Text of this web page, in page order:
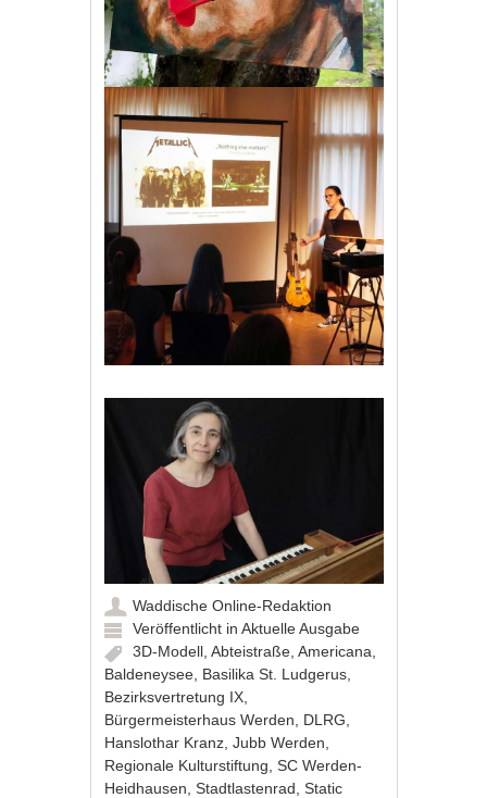
Waddische Online-Redaktion
Veröffentlicht inAktuelle Ausgabe
3D-Modell ,Abteistraße ,Americana
Baldeneysee Basilika St. Ludgerus
Bezirksvertretung IX
Bürgermeisterhaus Werden
DLRG
Hanslothar Kranz ,Jubb Werden
Regionale Kulturstiftung ,SC Werden-
Heidhausen ,Stadtlastenrad ,Static